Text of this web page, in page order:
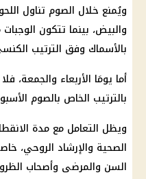
ويُمنع خلال الصوم تناول
والبيض، بينما تتكون
بالأسماك وفق الترتيب
أما يومَا الأربعاء والجمعة،
بالترتيب الخاص بالصوم
ويظل التعامل مع مدة
الصحية والإرشاد الروحي،
السن والمرضى وأصحاب